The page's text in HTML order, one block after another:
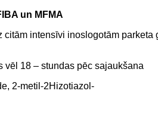
​​un MFMA
citām intensīvi inoslogotām
18 – stundas pēc sajaukšana
2-metil-2Hizotiazol-